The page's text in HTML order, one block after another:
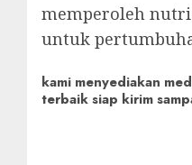
memperoleh
untuk
kami menyediakan
terbaik siap kirim